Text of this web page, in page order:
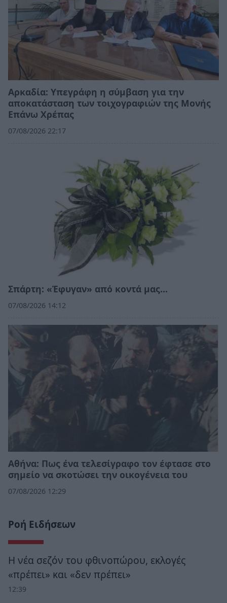
Αρκαδία: Υπεγράφη η σύμβαση για την
αποκατάσταση των τοιχογραφιών της Μονής
Επάνω Χρέπας
07/08/2026 22:17
Σπάρτη: «Έφυγαν» από κοντά μας…
07/08/2026 14:12
Αθήνα: Πως ένα τελεσίγραφο τον έφτασε στο
σημείο να σκοτώσει την οικογένεια του
07/08/2026 12:29
Ροή Ειδήσεων
Η νέα σεζόν του φθινοπώρου, εκλογές
«πρέπει» και «δεν πρέπει»
12:39